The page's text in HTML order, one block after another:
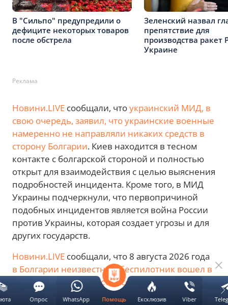
В "Сильпо" предупредили о
дефиците некоторых товаров
после обстрела
Зеленский назвал
препятствие для
производства ракет
Украине
Реклама
Новини.LIVE сообщали, чтоукраинский МИД, в
свою очередь, заявил, что украинские военные
намеренно не направляли никаких средств в
сторону Болгарии. Киев находится в тесном
контакте с болгарской стороной и полностью
открыт для взаимодействия с целью выяснения
подробностей инцидента. Кроме того, в МИД
Украины подчеркнули, что первопричиной
подобных инцидентов является война России
против Украины, которая создает угрозы и для
других государств.
Новини.LIVE сообщали, что 8 августа 2026 года
в Болгарии неизвестный беспилотник вошел в
воздушное пространство со стороны Румынии
и взорвался вблизи Трансбалканского
Помощь Ексклюзив Viber
Опрос WhatsApp